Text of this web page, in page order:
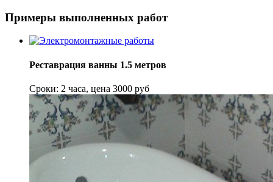
Примеры выполненных работ
Реставрация ванны 1.5 метров
Сроки: 2 часа, цена 3000 руб